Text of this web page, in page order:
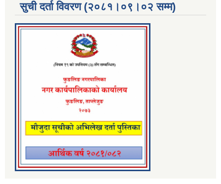
सुची दर्ता विवरण (२०८१।०९।०२ सम्म)